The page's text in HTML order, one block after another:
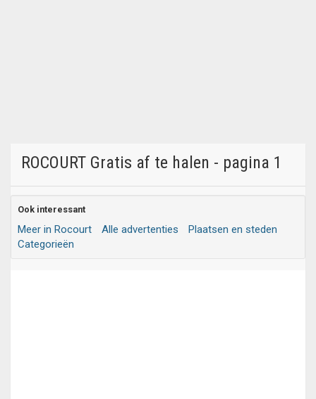
ROCOURT Gratis af te halen - pagina 1
Ook interessant
Meer in Rocourt Alle advertenties
Plaatsen en steden
Categorieën